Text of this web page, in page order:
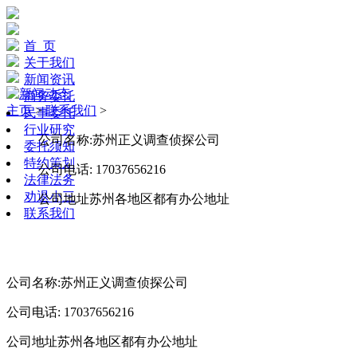
首 页
关于我们
新闻资讯
商务委托
民事委托
行业研究
委托须知
特约策划
法律法务
劝退小三
联系我们
主页>联系我们 >
公司名称:苏州正义调查侦探公司
公司电话: 17037656216
公司地址苏州各地区都有办公地址
公司名称:苏州正义调查侦探公司
公司电话: 17037656216
公司地址苏州各地区都有办公地址